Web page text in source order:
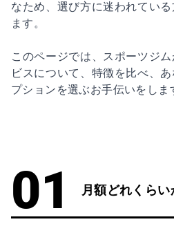
なため、選び方に迷われてい
ます。
このページでは、スポーツジ
ビスについて、特徴を比べ、
プションを選ぶお手伝いをしま
月額どれくらい